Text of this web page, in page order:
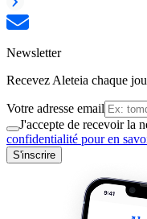
Newsletter
Recevez Aleteia chaque
Votre adresse email
J'accepte de recevoir la
confidentialité pour en
S'inscrire